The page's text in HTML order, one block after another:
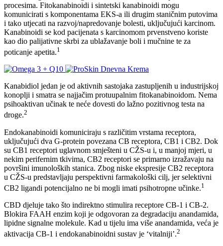
procesima. Fitokanabinoidi i sintetski kanabinoidi mogu
komunicirati s komponentama EKS-a ili drugim staničnim putovima
i tako utjecati na razvoj/napredovanje bolesti, uključujući karcinom.
Kanabinoidi se kod pacijenata s karcinomom prvenstveno koriste
kao dio palijativne skrbi za ublažavanje boli i mučnine te za
poticanje apetita.1
Kanabidiol jedan je od aktivnih sastojaka zastupljenih u industrijskoj
konoplji i smatra se najjačim protuupalnim fitokanabinoidom. Nema
psihoaktivan učinak te neće dovesti do lažno pozitivnog testa na
droge.2
Endokanabinoidi komuniciraju s različitim vrstama receptora,
uključujući dva G-protein povezana CB receptora, CB1 i CB2. Dok
su CB1 receptori uglavnom smješteni u CŽS-u i, u manjoj mjeri, u
nekim perifernim tkivima, CB2 receptori se primarno izražavaju na
površini imunoloških stanica. Zbog niske ekspresije CB2 receptora
u CŽS-u predstavljaju perspektivni farmakološki cilj, jer selektivni
CB2 ligandi potencijalno ne bi mogli imati psihotropne učinke.1
CBD djeluje tako što indirektno stimulira receptore CB-1 i CB-2.
Blokira FAAH enzim koji je odgovoran za degradaciju anandamida,
lipidne signalne molekule. Kad u tijelu ima više anandamida, veća je
aktivacija CB-1 i endokanabinoidni sustav je ‘vitalniji’.2